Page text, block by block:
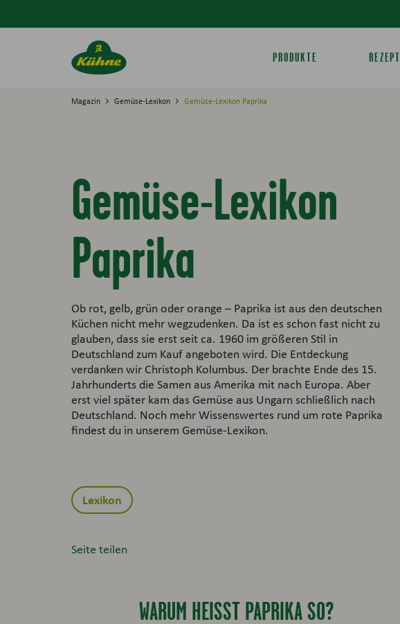
Springe zum Hauptinhalt
PRODUKTE
Magazin Gemüse-Lexikon Gemüse-Lexikon Paprika
Gemüse-Lexikon
Paprika
Ob rot, gelb, grün oder orange – Paprika ist aus den deutschen
Küchen nicht mehr wegzudenken. Da ist es schon fast nicht zu
glauben, dass sie erst seit ca. 1960 im größeren Stil in
Deutschland zum Kauf angeboten wird. Die Entdeckung
verdanken wir Christoph Kolumbus. Der brachte Ende des 15.
Jahrhunderts die Samen aus Amerika mit nach Europa. Aber
erst viel später kam das Gemüse aus Ungarn schließlich nach
Deutschland. Noch mehr Wissenswertes rund um rote Paprika
findest du in unserem Gemüse-Lexikon.
Lexikon
Seite teilen
WARUM HEISST PAPRIKA SO?